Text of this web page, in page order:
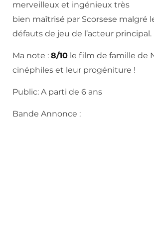
merveilleux et ingénieux très
bien maîtrisé par Scorsese malgré
défauts de jeu de l’acteur principal.
Ma note : 8/10 le film de famille de
cinéphiles et leur progéniture !
Public: A parti de 6 ans
Bande Annonce :